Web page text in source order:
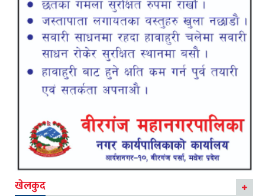
खेलकुद